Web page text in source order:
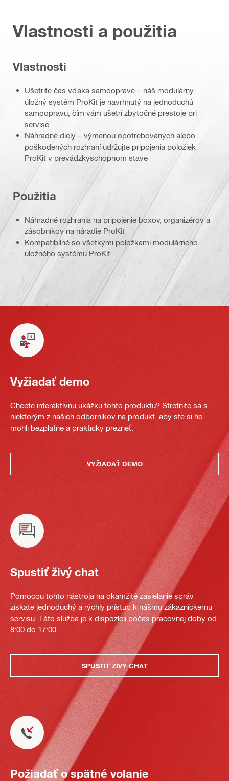
Vlastnosti a použitia
Vlastnosti
Ušetrite čas vďaka samooprave – náš modulárny
úložný systém ProKit je navrhnutý na jednoduchú
samoopravu, čím vám ušetrí zbytočné prestoje pri
servise
Náhradné diely – výmenou opotrebovaných alebo
poškodených rozhraní udržujte pripojenia položiek
ProKit v prevádzkyschopnom stave
Použitia
Náhradné rozhrania na pripojenie boxov, organizérov a
zásobníkov na náradie ProKit
Kompatibilné so všetkými položkami modulárneho
úložného systému ProKit
Vyžiadať demo
Chcete interaktívnu ukážku tohto produktu? Stretnite sa s
niektorým z našich odborníkov na produkt, aby ste si ho
mohli bezplatne a prakticky prezrieť.
VYŽIADAŤ DEMO
Spustiť živý chat
Pomocou tohto nástroja na okamžité zasielanie správ
získate jednoduchý a rýchly prístup k nášmu zákazníckemu
servisu. Táto služba je k dispozícii počas pracovnej doby od
8:00 do 17:00.
SPUSTIŤ ŽIVÝ CHAT
Požiadať o spätné volanie